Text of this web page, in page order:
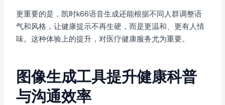
更重要的是，凯时k66语音生成还能根据不同人群调整语
气和风格，让健康提示不再生硬，而是更温和、更有人情
味。这种体验上的提升，对医疗健康服务尤为重要。
图像生成工具提升健康科普
与沟通效率